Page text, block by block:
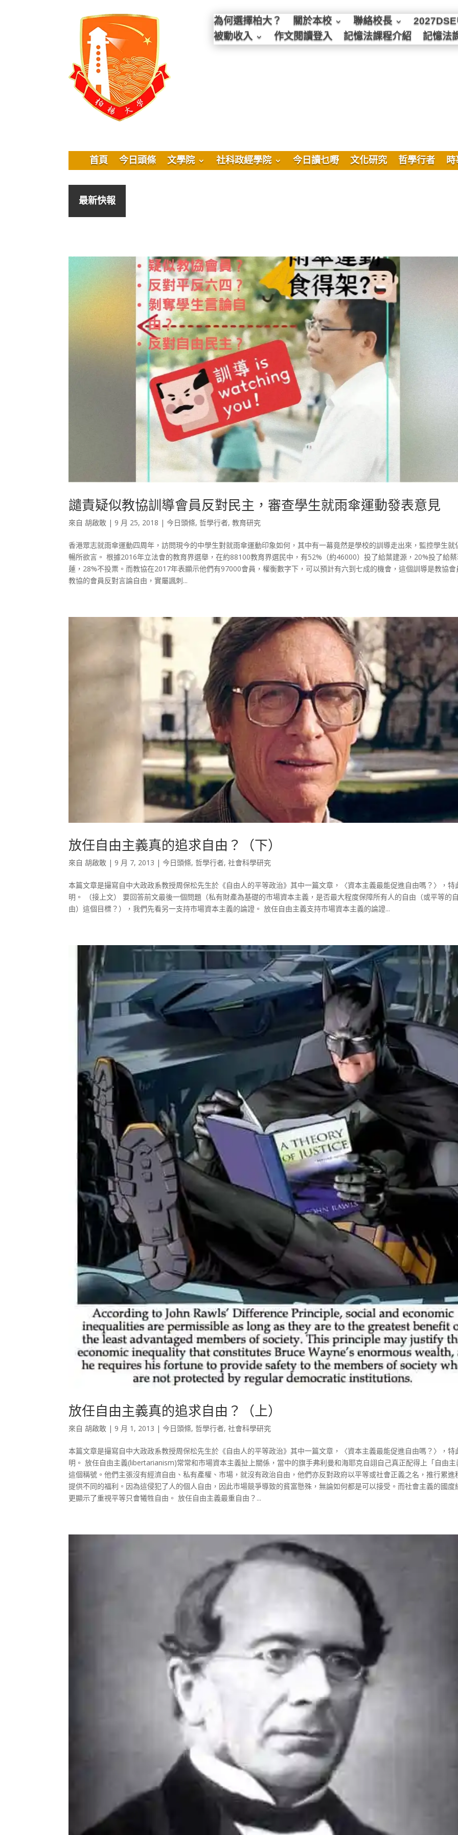
為何選擇柏大？ 關於本校 聯絡校長
被動收入
作文閱讀登入 記憶法課程介紹 記憶法
首頁 今日頭條 文學院 社科政經學院 今日讀乜嘢 文化研究 哲學行者
最新快報
譴責疑似教協訓導會員反對民主，審查學生就雨傘運動發表意見
來自胡啟敢 | 9 月 25, 2018 |今日頭條,哲學行者,教育研究
香港眾志就雨傘運動四周年，訪問現今的中學生對就雨傘運動印象如何，其中有一幕竟然是學校的訓導走出來，監控學生就
暢所欲言。 根據2016年立法會的教育界選舉，在約88100教育界選民中，有52%（約46000）投了給葉建源，20%投了給
蓮，28%不投票。而教協在2017年表顯示他們有97000會員，權衡數字下，可以預計有六到七成的機會，這個訓導是教協會
教協的會員反對言論自由，實屬諷刺...
放任自由主義真的追求自由？（下）
來自胡啟敢 | 9 月 7, 2013 |今日頭條,哲學行者,社會科學研究
本篇文章是撮寫自中大政政系教授周保松先生於《自由人的平等政治》其中一篇文章，〈資本主義最能促進自由嗎？〉，特
明。 （接上文） 要回答前文最後一個問題（私有財產為基礎的市場資本主義，是否最大程度保障所有人的自由（或平等的
由）這個目標？），我們先看另一支持市場資本主義的論證。 放任自由主義支持市場資本主義的論證...
放任自由主義真的追求自由？（上）
來自胡啟敢 | 9 月 1, 2013 |今日頭條,哲學行者,社會科學研究
本篇文章是撮寫自中大政政系教授周保松先生於《自由人的平等政治》其中一篇文章，〈資本主義最能促進自由嗎？〉，特
明。 放任自由主義(libertarianism)常常和市場資本主義扯上關係，當中的旗手弗利曼和海耶克自詡自己真正配得上「自由主
這個稱號。他們主張沒有經濟自由、私有產權、市場，就沒有政治自由，他們亦反對政府以平等或社會正義之名，推行累進
提供不同的福利。因為這侵犯了人的個人自由，因此市場競爭導致的貧富懸殊，無論如何都是可以接受。而社會主義的國度
更顯示了重視平等只會犧牲自由。 放任自由主義最重自由？...